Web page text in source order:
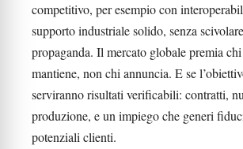
competitivo, per esempio con
supporto industriale solido, senza
propaganda. Il mercato globale premia
mantiene, non chi annuncia. E se
serviranno risultati verificabili: contratti,
produzione, e un impiego che generi
potenziali clienti.